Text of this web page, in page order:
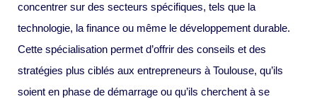
concentrer sur des secteurs spécifiques, tels que la
technologie, la finance ou même le développement durable.
Cette spécialisation permet d’offrir des conseils et des
stratégies plus ciblés aux entrepreneurs à Toulouse, qu’ils
soient en phase de démarrage ou qu’ils cherchent à se